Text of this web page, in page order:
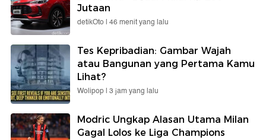
Jutaan
detikOto | 46 menit yang lalu
Tes Kepribadian: Gambar Wajah
atau Bangunan yang Pertama Kamu
Lihat?
Wolipop | 3 jam yang lalu
Modric Ungkap Alasan Utama Milan
Gagal Lolos ke Liga Champions